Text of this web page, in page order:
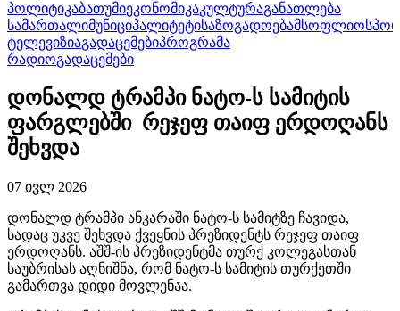
პოლიტიკაბათუმიეკონომიკაკულტურაგანათლება
სამართალიმუნიციპალიტეტისაზოგადოებამსოფლიო
ტელევიზიაგადაცემებიპროგრამა
რადიოგადაცემები
დონალდ ტრამპი ნატო-ს სამიტის
ფარგლებში რეჯეფ თაიფ ერდოღანს
შეხვდა
07 ივლ 2026
დონალდ ტრამპი ანკარაში ნატო-ს სამიტზე ჩავიდა,
სადაც უკვე შეხვდა ქვეყნის პრეზიდენტს რეჯეფ თაიფ
ერდოღანს. აშშ-ის პრეზიდენტმა თურქ კოლეგასთან
საუბრისას აღნიშნა, რომ ნატო-ს სამიტის თურქეთში
გამართვა დიდი მოვლენაა.